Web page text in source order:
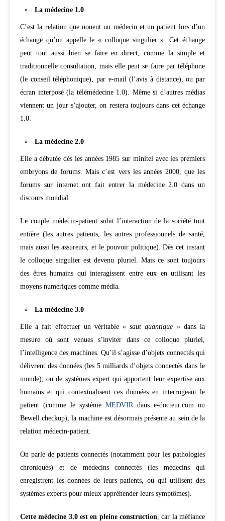
La médecine 1.0
C’est la relation que nouent un médecin et un patient lors d’un
échange qu’on appelle le « colloque singulier ». Cet échange
peut tout aussi bien se faire en direct, comme la simple et
traditionnelle consultation, mais elle peut se faire par téléphone
(le conseil téléphonique), par e-mail (l’avis à distance), ou par
écran interposé (la télémédecine 1.0). Même si d’autres médias
viennent un jour s’ajouter, on restera toujours dans cet échange
1.0.
La médecine 2.0
Elle a débutée dès les années 1985 sur minitel avec les premiers
embryons de forums. Mais c’est vers les années 2000, que les
forums sur internet ont fait entrer la médecine 2.0 dans un
discours mondial.
Le couple médecin-patient subit l’interaction de la société tout
entière (les autres patients, les autres professionnels de santé,
mais aussi les assureurs, et le pouvoir politique). Dès cet instant
le colloque singulier est devenu pluriel. Mais ce sont toujours
des êtres humains qui interagissent entre eux en utilisant les
moyens numériques comme média.
La médecine 3.0
Elle a fait effectuer un véritable « saut quantique » dans la
mesure où sont venues s’inviter dans ce colloque pluriel,
l’intelligence des machines. Qu’il s’agisse d’objets connectés qui
délivrent des données (les 5 milliards d’objets connectés dans le
monde), ou de systèmes expert qui apportent leur expertise aux
humains et qui contextualisent ces données en interrogeant le
patient (comme le système MEDVIR dans e-docteur.com ou
Bewell checkup), la machine est désormais présente au sein de la
relation médecin-patient.
On parle de patients connectés (notamment pour les pathologies
chroniques) et de médecins connectés (les médecins qui
enregistrent les données de leurs patients, ou qui utilisent des
systèmes experts pour mieux appréhender leurs symptômes).
Cette médecine 3.0 est en pleine construction , car la méfiance